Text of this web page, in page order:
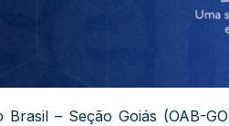
Brasil – Seção Goiás (OAB-